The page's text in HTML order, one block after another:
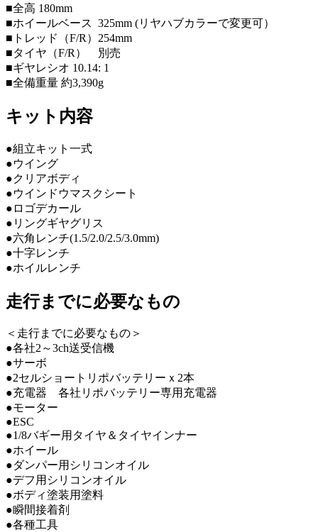
■全高 180mm
■ホイールベース 325mm (リヤハブカラーで変更可）
■トレッド（F/R）254mm
■タイヤ（F/R） 別売
■ギヤレシオ 10.14: 1
■全備重量 約3,390g
キット内容
●組立キット一式
●ウイング
●クリアボディ
●ウインドウマスクシート
●ロゴデカール
●リングギヤグリス
●六角レンチ(1.5/2.0/2.5/3.0mm)
●十字レンチ
●ホイルレンチ
走行までに必要なもの
＜走行までに必要なもの＞
●各社2～3ch送受信機
●サーボ
●2セルショートリポバッテリーｘ2本
●充電器 各社リポバッテリー専用充電器
●モーター
●ESC
●1/8バギー用タイヤ＆タイヤインナー
●ホイール
●ダンパー用シリコンオイル
●デフ用シリコンオイル
●ボディ塗装用塗料
●瞬間接着剤
●各種工具